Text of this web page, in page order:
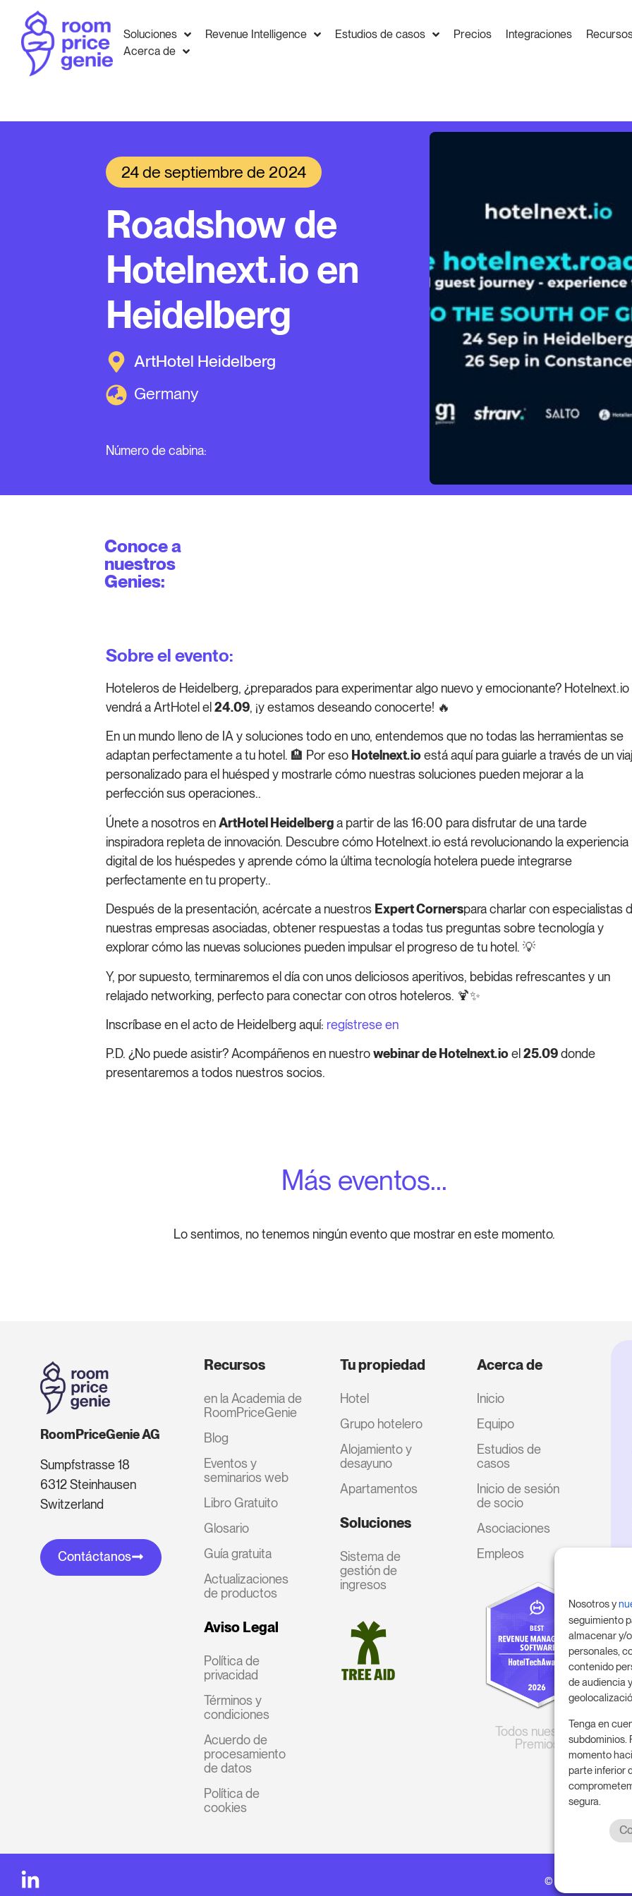
Soluciones Revenue Intelligence Estudios de casos Precios Integraciones
Acerca de
24 de septiembre de 2024
Roadshow de
Hotelnext.io en
Heidelberg
ArtHotel Heidelberg
Germany
Número de cabina:
Conoce a
nuestros
Genies:
Sobre el evento:
Hoteleros de Heidelberg, ¿preparados para experimentar algo nuevo y emocionante? Hotelnext.io
vendrá a ArtHotel el 24.09, ¡y estamos deseando conocerte! 🔥
En un mundo lleno de IA y soluciones todo en uno, entendemos que no todas las herramientas se
adaptan perfectamente a tu hotel. 🏨 Por eso Hotelnext.ioestá aquí para guiarle a través de un
personalizado para el huésped y mostrarle cómo nuestras soluciones pueden mejorar a la
perfección sus operaciones..
Únete a nosotros enArtHotel Heidelberga partir de las 16:00 para disfrutar de una tarde
inspiradora repleta de innovación. Descubre cómo Hotelnext.io está revolucionando la experiencia
digital de los huéspedes y aprende cómo la última tecnología hotelera puede integrarse
perfectamente en tu property..
Después de la presentación, acércate a nuestros Expert Cornerspara charlar con especialistas
nuestras empresas asociadas, obtener respuestas a todas tus preguntas sobre tecnología y
explorar cómo las nuevas soluciones pueden impulsar el progreso de tu hotel. 💡
Y, por supuesto, terminaremos el día con unos deliciosos aperitivos, bebidas refrescantes y un
relajado networking, perfecto para conectar con otros hoteleros. 🍹✨
Inscríbase en el acto de Heidelberg aquí: regístrese en
P.D. ¿No puede asistir? Acompáñenos en nuestrowebinar de Hotelnext.ioel 25.09donde
presentaremos a todos nuestros socios.
Más eventos...
Lo sentimos, no tenemos ningún evento que mostrar en este momento.
RoomPriceGenie AG
Sumpfstrasse 18
6312 Steinhausen
Switzerland
Contáctanos
Recursos
en la Academia de
RoomPriceGenie
Blog
Eventos y
seminarios web
Libro Gratuito
Glosario
Guía gratuita
Actualizaciones
de productos
Aviso Legal
Política de
privacidad
Términos y
condiciones
Acuerdo de
procesamiento
de datos
Política de
cookies
Tu propiedad
Hotel
Grupo hotelero
Alojamiento y
desayuno
Apartamentos
Soluciones
Sistema de
gestión de
ingresos
Acerca de
Inicio
Equipo
Estudios de
casos
Inicio de sesión
de socio
Asociaciones
Empleos
Todos nuestros
Premios
© 2017 - 2026.
Nosotros y
seguimiento
almacenar y/
personales,
contenido
de audiencia
Tenga en
subdominios.
momento
parte inferior
segura.